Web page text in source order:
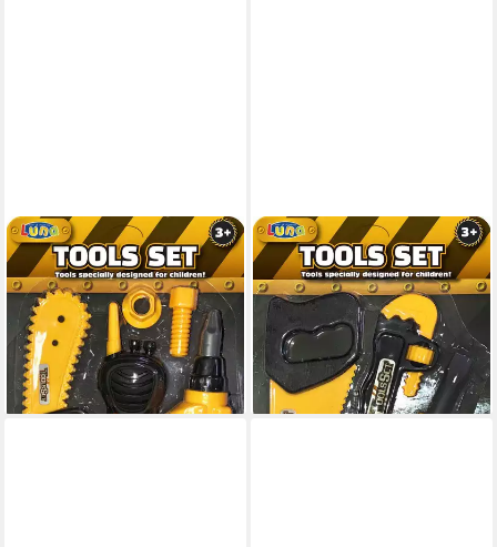
DIAKAKIS
Kinder-Werkzeug-Set Luna
Kinder Werkzeugset 5-tlg.
Handwerk Werkzeug, (Set, 5-
tlg)
9,00 €
lieferbar - in 2-3 Werktagen bei dir
DIAKAKIS
Kinder-Werkzeug-Set Luna
Kinder Werkzeugset 5-tlg.
Handwerk Werkzeug, (Set, 5-
tlg)
9,00 €
lieferbar - in 2-3 Werktagen bei dir